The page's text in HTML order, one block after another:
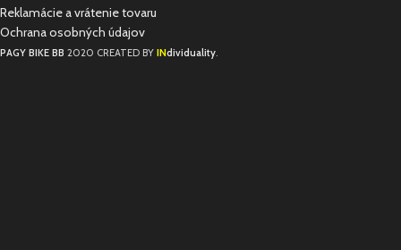
Reklamácie a vrátenie tovaru
Ochrana osobných údajov
PAGY BIKE BB 2020 CREATED BY INdividuality